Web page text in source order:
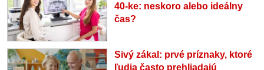
40-ke: neskoro alebo ideálny
čas?
Sivý zákal: prvé príznaky, ktoré
ľudia často prehliadajú